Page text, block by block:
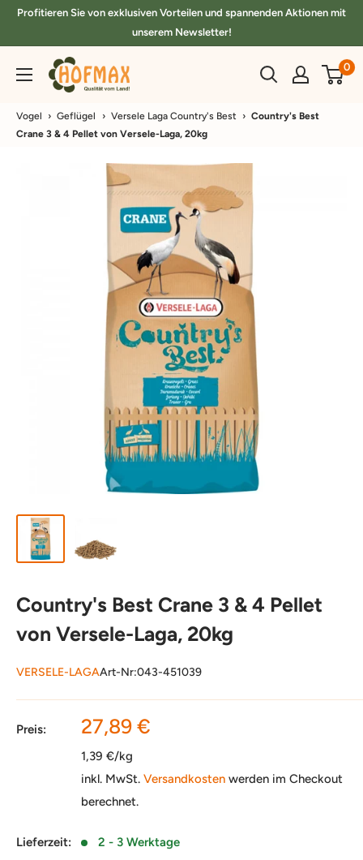
DirektProfitieren Sie von exklusiven Vorteilen und spannenden Aktionen mit
unserem Newsletter!
hofmax.de 0
Vogel › Geflügel › Versele Laga Country's Best › Country's Best
Crane 3 & 4 Pellet von Versele-Laga, 20kg
Country's Best Crane 3 & 4 Pellet
von Versele-Laga, 20kg
VERSELE-LAGAArt-Nr:043-451039
Preis: Sonderpreis
27,89 €
1,39 €/kg
inkl. MwSt. Versandkosten werden im Checkout
berechnet.
Lieferzeit: 2 - 3 Werktage